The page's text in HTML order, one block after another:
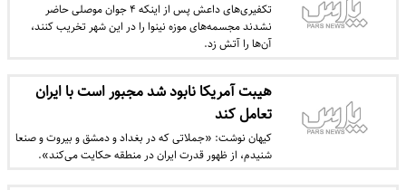
تکفیری‌های داعش پس از اینکه ۴ جوان موصلی حاضر
نشدند مجسمه‌های موزه نینوا را در این شهر تخریب کنند،
آن‌ها را آتش زد.
هیبت آمریکا نابود شد مجبور است با ایران
تعامل کند
کیهان نوشت: «جملاتی که در بغداد و دمشق و بیروت و صنعا
شنیدم، از ظهور قدرت ایران در منطقه حکایت می‌کند».